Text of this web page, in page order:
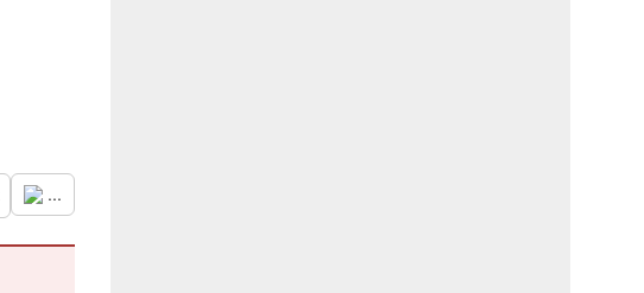
...